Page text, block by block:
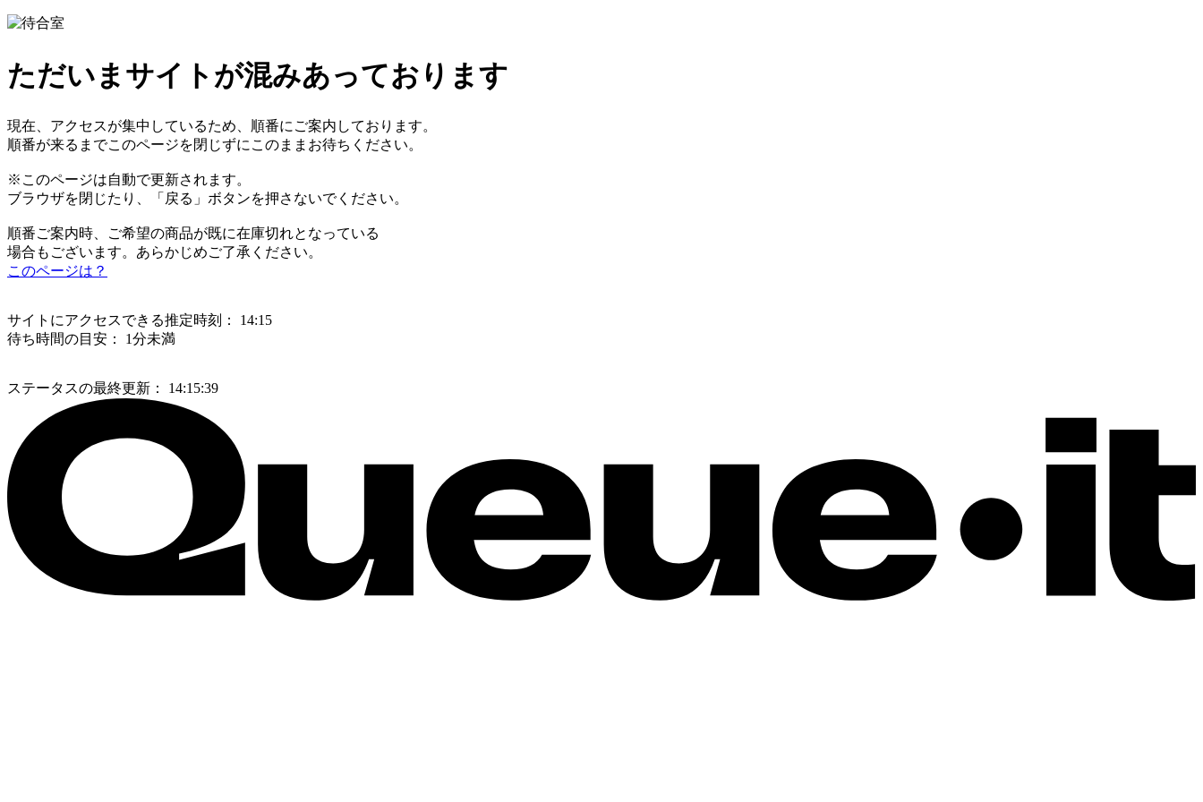
ただいまサイトが混みあっております
現在、アクセスが集中しているため、順番にご案内しております。
順番が来るまでこのページを閉じずにこのままお待ちください。
※このページは自動で更新されます。
ブラウザを閉じたり、「戻る」ボタンを押さないでください。
順番ご案内時、ご希望の商品が既に在庫切れとなっている
場合もございます。あらかじめご了承ください。
このページは？
サイトにアクセスできる推定時刻：
14:15
待ち時間の目安：
1分未満
ステータスの最終更新： 14:15:39